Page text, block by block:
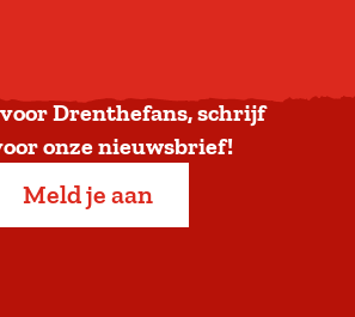
a
a
b
voor Drenthefans, schrijf
onze nieuwsbrief!
Meld je aan